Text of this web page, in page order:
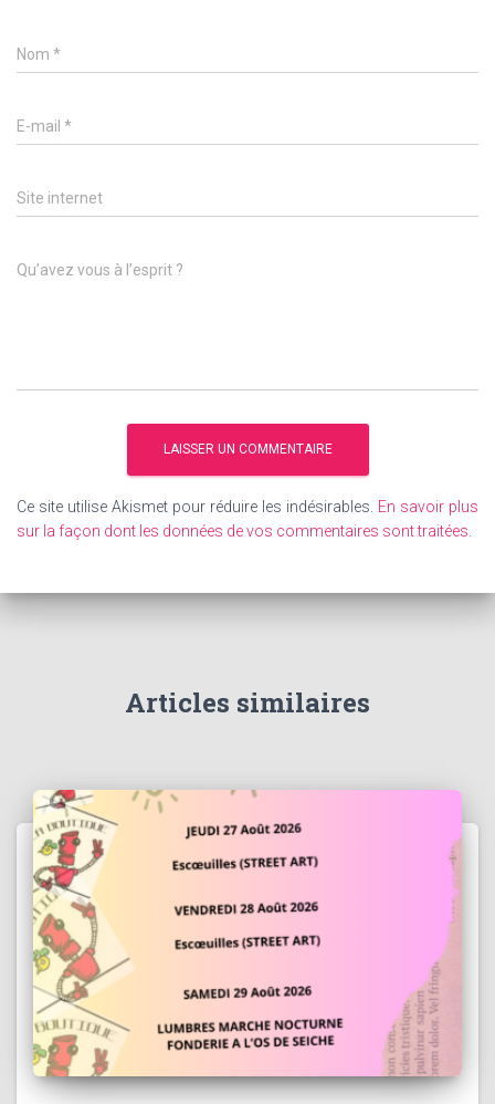
Nom *
E-mail *
Site internet
Qu’avez vous à l’esprit ?
Ce site utilise Akismet pour réduire les indésirables. En savoir plus
sur la façon dont les données de vos commentaires sont traitées.
Articles similaires